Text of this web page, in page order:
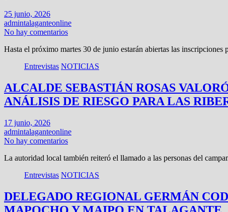
25 junio, 2026
admintalaganteonline
No hay comentarios
Hasta el próximo martes 30 de junio estarán abiertas las
Entrevistas NOTICIAS
ALCALDE SEBASTIÁN ROSAS
ANÁLISIS DE RIESGO PARA LAS
17 junio, 2026
admintalaganteonline
No hay comentarios
La autoridad local también reiteró el llamado a las personas del
Entrevistas NOTICIAS
DELEGADO REGIONAL GERMÁN